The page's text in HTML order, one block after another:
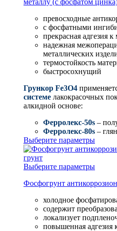
превосходные
с фосфатными
прекрасная адгезия к
надежная
металлических
термостойкость
быстросохнущий
Грункор Fe3O4
системе лакокрасочных
алкидной основе:
Ферролекс-50s –
Ферролекс-80s –
Выберите параметры
Выберите параметры
Фосфогрунт
холодное
содержит
локализует
повышенная адгезия